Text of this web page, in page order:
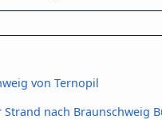
von Ternopil
nach Braunschweig